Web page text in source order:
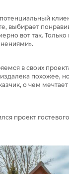
выбирает
вот так.
в своих
похожее,
о чем мечтает
проект